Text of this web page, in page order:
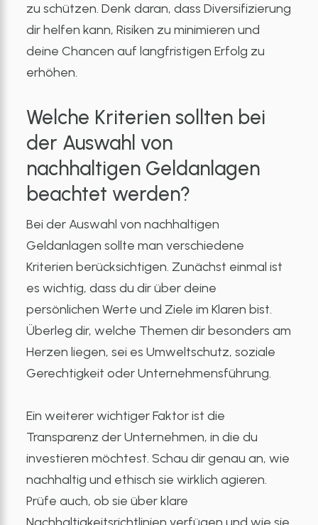
zu schützen. Denk daran, dass Diversifizierung
dir helfen kann, Risiken zu minimieren und
deine Chancen auf langfristigen Erfolg zu
erhöhen.
Welche Kriterien sollten bei
der Auswahl von
nachhaltigen Geldanlagen
beachtet werden?
Bei der Auswahl von nachhaltigen
Geldanlagen sollte man verschiedene
Kriterien berücksichtigen. Zunächst einmal ist
es wichtig, dass du dir über deine
persönlichen Werte und Ziele im Klaren bist.
Überleg dir, welche Themen dir besonders am
Herzen liegen, sei es Umweltschutz, soziale
Gerechtigkeit oder Unternehmensführung.
Ein weiterer wichtiger Faktor ist die
Transparenz der Unternehmen, in die du
investieren möchtest. Schau dir genau an, wie
nachhaltig und ethisch sie wirklich agieren.
Prüfe auch, ob sie über klare